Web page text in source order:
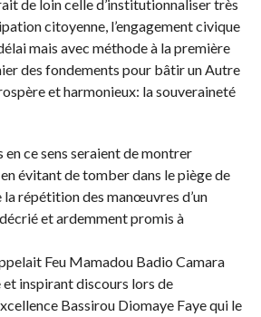
de loin celle d’institutionnaliser très
citoyenne, l’engagement civique
mais avec méthode à la première
des fondements pour bâtir un Autre
et harmonieux: la souveraineté
en ce sens seraient de montrer
évitant de tomber dans le piège de
répétition des manœuvres d’un
et ardemment promis à
Feu Mamadou Badio Camara
inspirant discours lors de
Bassirou Diomaye Faye qui le